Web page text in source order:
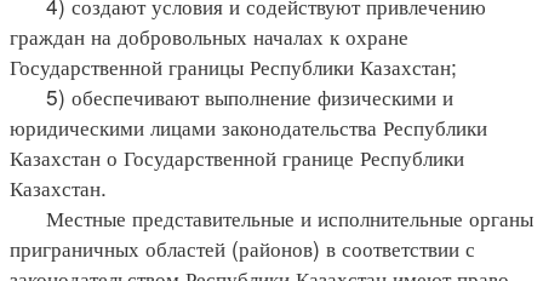
граждан на добровольных началах к охране
Государственной границы Республики Казахстан;
5) обеспечивают выполнение физическими и
юридическими лицами законодательства Республики
Казахстан о Государственной границе Республики
Казахстан.
Местные представительные и исполнительные органы
приграничных областей (районов) в соответствии с